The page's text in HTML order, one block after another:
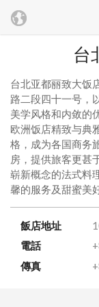
台
台北亚都丽致大饭
路二段四十一号，
美学风格和内敛的
欧洲饭店精致与典
格，成为各国商务
房，提供旅客更甚
崭新概念的法式料
馨的服务及甜蜜美
飯店地址
電話
傳真